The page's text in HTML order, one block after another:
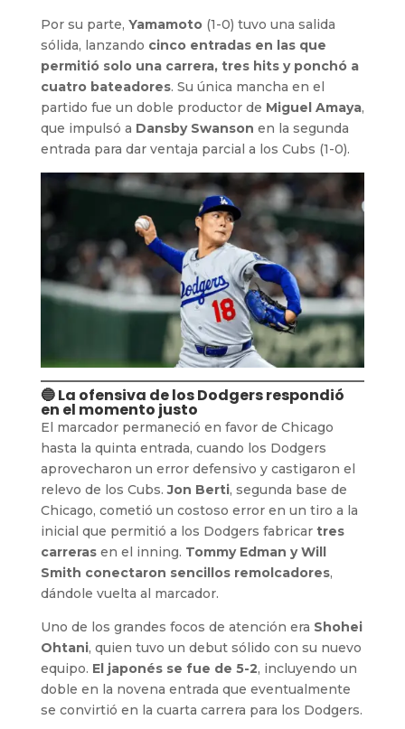
Por su parte, Yamamoto(1-0) tuvo una salida
sólida, lanzando cinco entradas en las que
permitió solo una carrera, tres hits y ponchó a
cuatro bateadores. Su única mancha en el
partido fue un doble productor de Miguel Amaya,
que impulsó a Dansby Swanson en la segunda
entrada para dar ventaja parcial a los Cubs (1-0).
🔵 La ofensiva de los Dodgers respondió
en el momento justo
El marcador permaneció en favor de Chicago
hasta la quinta entrada, cuando los Dodgers
aprovecharon un error defensivo y castigaron el
relevo de los Cubs.Jon Berti, segunda base de
Chicago, cometió un costoso error en un tiro a la
inicial que permitió a los Dodgers fabricar tres
carrerasen el inning. Tommy Edman y Will
Smith conectaron sencillos remolcadores,
dándole vuelta al marcador.
Uno de los grandes focos de atención era Shohei
Ohtani, quien tuvo un debut sólido con su nuevo
equipo. El japonés se fue de 5-2, incluyendo un
doble en la novena entrada que eventualmente
se convirtió en la cuarta carrera para los Dodgers.